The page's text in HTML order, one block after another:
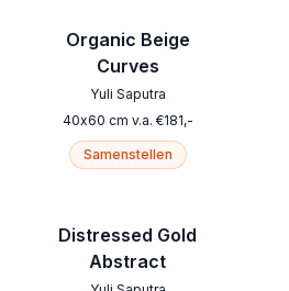
Organic Beige
Curves
Yuli Saputra
40x60 cm v.a. €181,-
Samenstellen
Distressed Gold
Abstract